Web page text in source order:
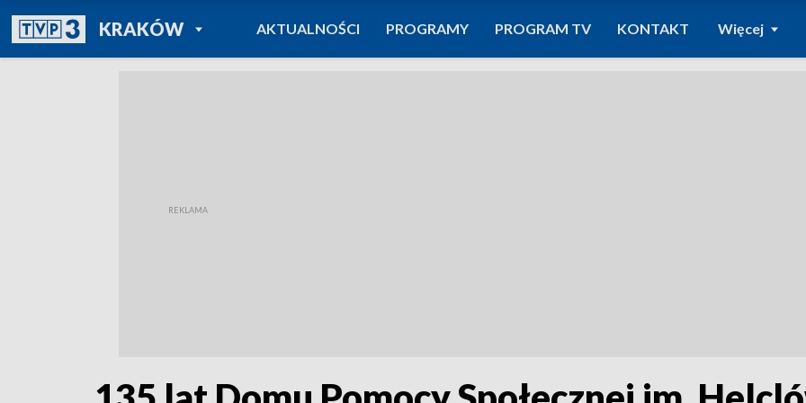
KRAKÓWPOWRÓT DO
TVP REGIONY
AKTUALNOŚCI PROGRAMY PROGRAM TV KONTAKT Więcej